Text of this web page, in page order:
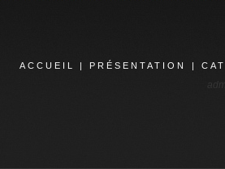
ACCUEIL |PRÉSENTATION |